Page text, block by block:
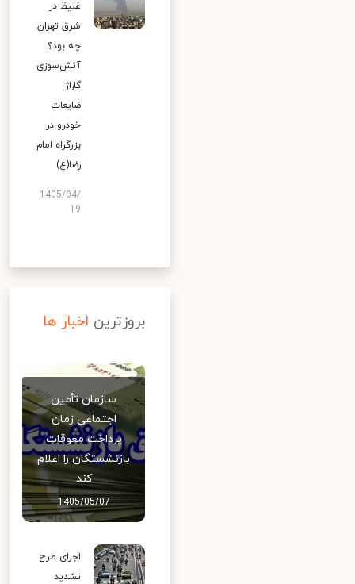
غلیظ در
شرق تهران
چه بود؟
آتش‌سوزی
گاراژ
ضایعات
خودرو در
بزرگراه امام
رضا(ع)
1405/04/
19
بروزترین اخبار ها
سازمان تأمین
اجتماعی زمان
پرداخت معوقات
بازنشستگان را اعلام
کند
1405/05/07
اجرای طرح
تشدید